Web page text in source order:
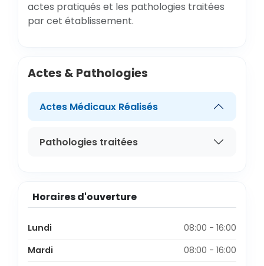
actes pratiqués et les pathologies traitées
par cet établissement.
Actes & Pathologies
Actes Médicaux Réalisés
Pathologies traitées
Horaires d'ouverture
Lundi
08:00 - 16:00
Mardi
08:00 - 16:00